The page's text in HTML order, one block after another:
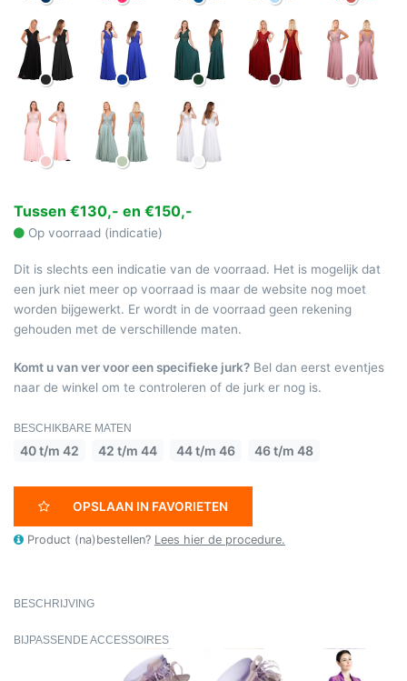
Tussen €130,- en €150,-
Op voorraad (indicatie)
Dit is slechts een indicatie van de voorraad. Het is mogelijk dat
een jurk niet meer op voorraad is maar de website nog moet
worden bijgewerkt. Er wordt in de voorraad geen rekening
gehouden met de verschillende maten.
Komt u van ver voor een specifieke jurk? Bel dan eerst eventjes
naar de winkel om te controleren of de jurk er nog is.
BESCHIKBARE MATEN
40 t/m 42 42 t/m 44 44 t/m 46 46 t/m 48
OPSLAAN IN FAVORIETEN
Product (na)bestellen? Lees hier de procedure.
BESCHRIJVING
BIJPASSENDE ACCESSOIRES